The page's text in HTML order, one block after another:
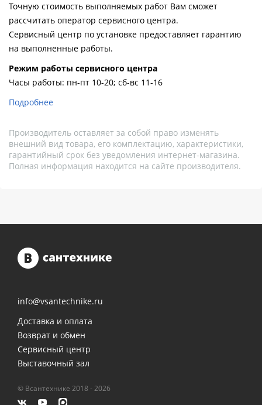
Точную стоимость выполняемых работ Вам сможет
рассчитать оператор сервисного центра.
Сервисный центр по установке предоставляет гарантию
на выполненные работы.
Pежим работы сервисного центра
Часы работы: пн-пт 10-20; сб-вс 11-16
Подробнее
Производитель оставляет за собой право изменять
внешний вид товара, его комплектацию, характеристики,
гарантийный срок без уведомления интернет-магазина.
Полная информация находится на сайте производителя.
info@vsantechnike.ru
Доставка и оплата
Возврат и обмен
Сервисный центр
Выставочный зал
© Всантехнике 2018 - 2026